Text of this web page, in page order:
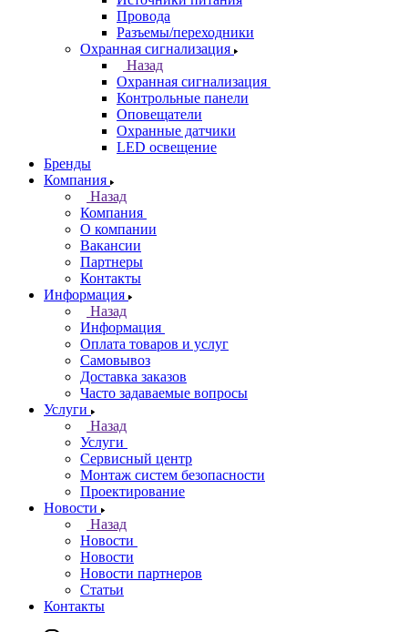
Провода
Разъемы/переходники
Охранная сигнализация
Назад
Охранная сигнализация
Контрольные панели
Оповещатели
Охранные датчики
LED освещение
Бренды
Компания
Назад
Компания
О компании
Вакансии
Партнеры
Контакты
Информация
Назад
Информация
Оплата товаров и услуг
Самовывоз
Доставка заказов
Часто задаваемые вопросы
Услуги
Назад
Услуги
Сервисный центр
Монтаж систем безопасности
Проектирование
Новости
Назад
Новости
Новости
Новости партнеров
Статьи
Контакты